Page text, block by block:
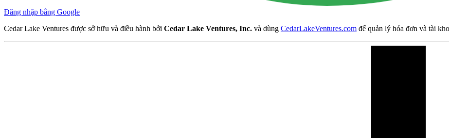
Đăng nhập bằng Google
Cedar Lake Ventures được sở hữu và điều hành bởi Cedar Lake Ventures, Inc. và dùng CedarLakeVentures.com để quản lý hóa đơn và tài